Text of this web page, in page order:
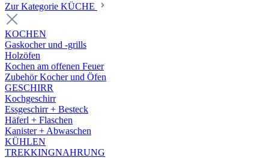
Zur Kategorie KÜCHE
KOCHEN
Gaskocher und -grills
Holzöfen
Kochen am offenen Feuer
Zubehör Kocher und Öfen
GESCHIRR
Kochgeschirr
Essgeschirr + Besteck
Häferl + Flaschen
Kanister + Abwaschen
KÜHLEN
TREKKINGNAHRUNG